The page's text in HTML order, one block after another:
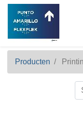
Producten